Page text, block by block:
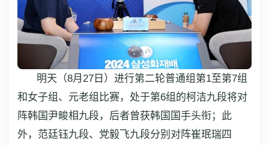
明天（8月27日）进行第二轮普通组第1至第7组
和女子组、元老组比赛，处于第6组的柯洁九段将对
阵韩国尹畯相九段，后者曾获韩国国手头衔；此
外，范廷钰九段、党毅飞九段分别对阵崔珉瑞四